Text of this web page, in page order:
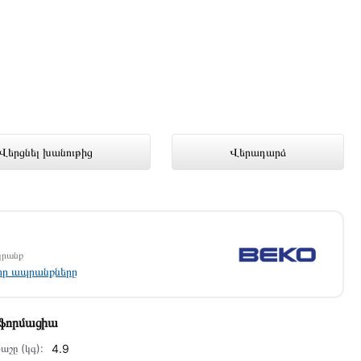
խանութից Վերադարձ
խանութում լավագույն գնով 85
ապրանքները
(կգ): 4.9